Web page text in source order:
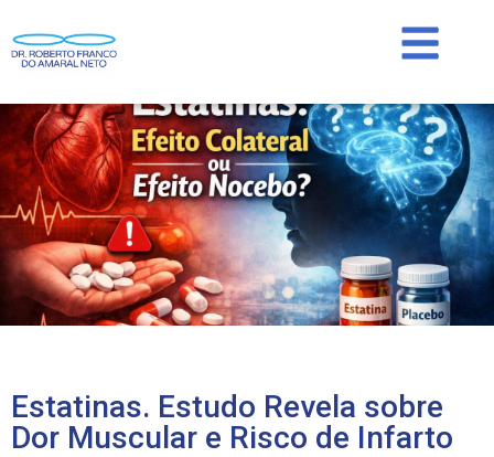
Estatinas. Estudo Revela sobre
Dor Muscular e Risco de Infarto